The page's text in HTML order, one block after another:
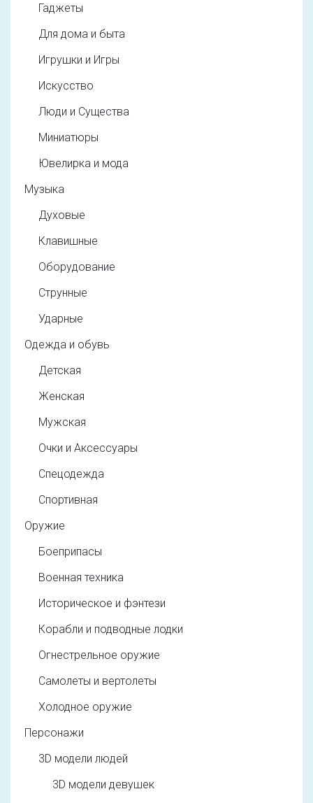
Гаджеты
Для дома и быта
Игрушки и Игры
Искусство
Люди и Существа
Миниатюры
Ювелирка и мода
Музыка
Духовые
Клавишные
Оборудование
Струнные
Ударные
Одежда и обувь
Детская
Женская
Мужская
Очки и Аксессуары
Спецодежда
Спортивная
Оружие
Боеприпасы
Военная техника
Историческое и фэнтези
Корабли и подводные лодки
Огнестрельное оружие
Самолеты и вертолеты
Холодное оружие
Персонажи
3D модели людей
3D модели девушек